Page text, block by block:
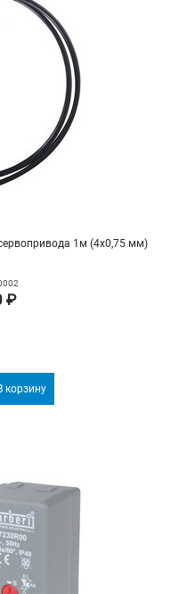
1м (4х0,75 мм)
₽
корзину